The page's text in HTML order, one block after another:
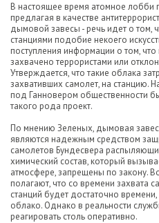
В настоящее время атомное лобби
предлагая в качестве
дымовой завесы - речь идет о том,
станциями подобие некоего
поступления информации о том,
захвачено террористами или
Утверждается, что такие облака
захвативших самолет, на станцию.
под Ганновером общественности
такого рода проект.
По мнению Зеленых, дымовая
являются надежным средством
самолетов Бундесвера
химический состав, который
атмосфере, запрещены по закону.
полагают, что со времени захвата
станций будет достаточно
облако. Однако в реальности
реагировать столь оперативно.